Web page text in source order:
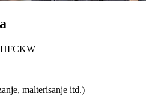
malterisanje itd.)